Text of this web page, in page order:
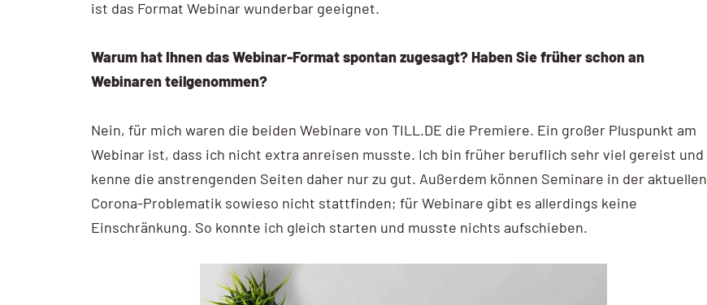
ist das Format Webinar wunderbar geeignet.
Warum hat Ihnen das Webinar-Format spontan zugesagt? Haben Sie früher schon an
Webinaren teilgenommen?
Nein, für mich waren die beiden Webinare von TILL.DE die Premiere. Ein großer Pluspunkt am
Webinar ist, dass ich nicht extra anreisen musste. Ich bin früher beruflich sehr viel gereist und
kenne die anstrengenden Seiten daher nur zu gut. Außerdem können Seminare in der aktuellen
Corona-Problematik sowieso nicht stattfinden; für Webinare gibt es allerdings keine
Einschränkung. So konnte ich gleich starten und musste nichts aufschieben.